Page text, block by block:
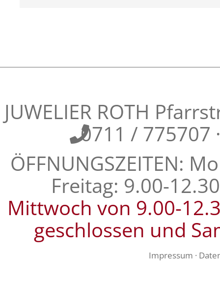
JUWELIER ROTH
0711 / 775707
ÖFFNUNGSZEITEN:
Freitag: 9.00-
Mittwoch von 9.00-
geschlossen und
Impressum ·